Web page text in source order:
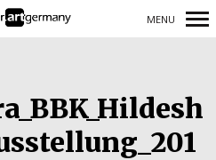
MENU